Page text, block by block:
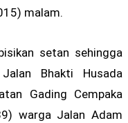
malam.
setan sehingga
Bhakti Husada
Gading Cempaka
warga Jalan Adam